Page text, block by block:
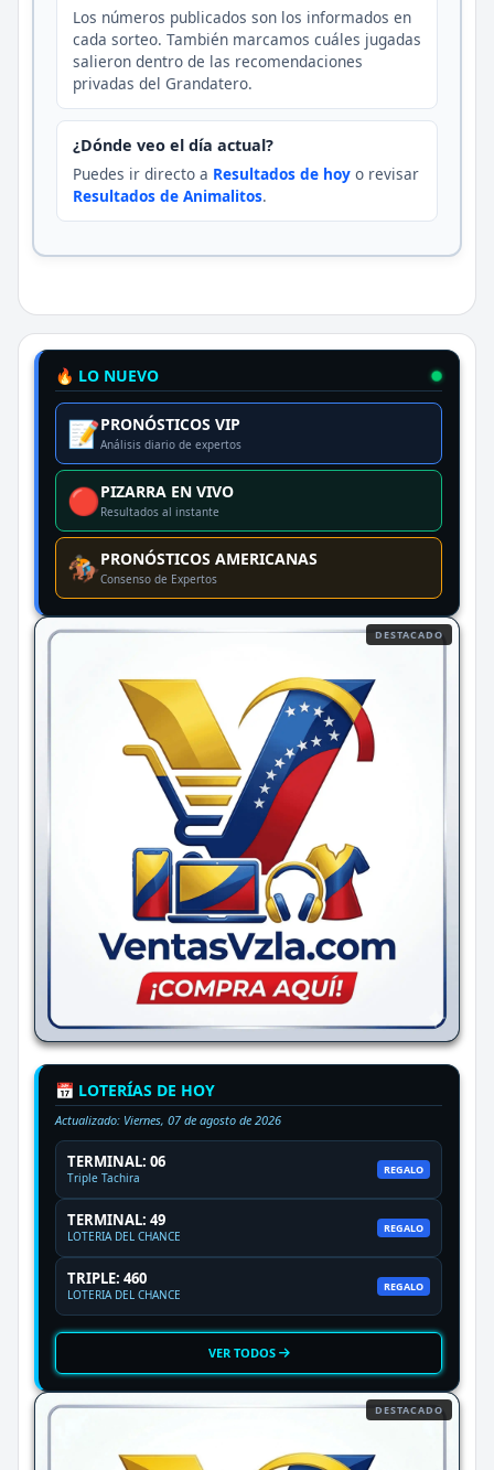
Los números publicados son los informados en
cada sorteo. También marcamos cuáles jugadas
salieron dentro de las recomendaciones
privadas del Grandatero.
¿Dónde veo el día actual?
Puedes ir directo a Resultados de hoy o revisar
Resultados de Animalitos.
🔥 LO NUEVO
📝PRONÓSTICOS VIP
Análisis diario de expertos
🔴PIZARRA EN VIVO
Resultados al instante
🏇PRONÓSTICOS AMERICANAS
Consenso de Expertos
DESTACADO
📅 LOTERÍAS DE HOY
Actualizado: Viernes, 07 de agosto de 2026
TERMINAL: 06
Triple Tachira
REGALO
TERMINAL: 49
LOTERIA DEL CHANCE
REGALO
TRIPLE: 460
LOTERIA DEL CHANCE
REGALO
VER TODOS
DESTACADO